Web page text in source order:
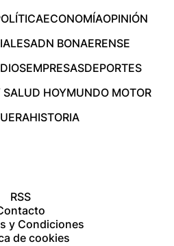
ECONOMÍAOPINIÓN
ADN BONAERENSE
EMPRESASDEPORTES
SALUD HOYMUNDO MOTOR
HISTORIA
RSS
y Condiciones
de cookies